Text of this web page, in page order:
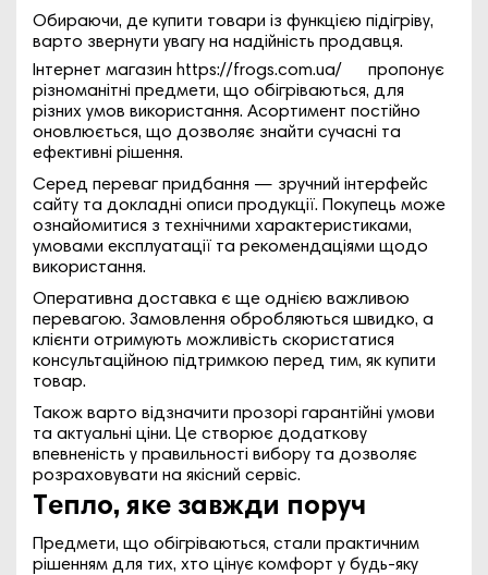
Обираючи, де купити товари із функцією підігріву,
варто звернути увагу на надійність продавця.
Інтернет магазин https://frogs.com.ua/
пропонує
різноманітні предмети, що обігріваються, для
різних умов використання. Асортимент постійно
оновлюється, що дозволяє знайти сучасні та
ефективні рішення.
Серед переваг придбання — зручний інтерфейс
сайту та докладні описи продукції. Покупець може
ознайомитися з технічними характеристиками,
умовами експлуатації та рекомендаціями щодо
використання.
Оперативна доставка є ще однією важливою
перевагою. Замовлення обробляються швидко, а
клієнти отримують можливість скористатися
консультаційною підтримкою перед тим, як купити
товар.
Також варто відзначити прозорі гарантійні умови
та актуальні ціни. Це створює додаткову
впевненість у правильності вибору та дозволяє
розраховувати на якісний сервіс.
Тепло, яке завжди поруч
Предмети, що обігріваються, стали практичним
рішенням для тих, хто цінує комфорт у будь-яку